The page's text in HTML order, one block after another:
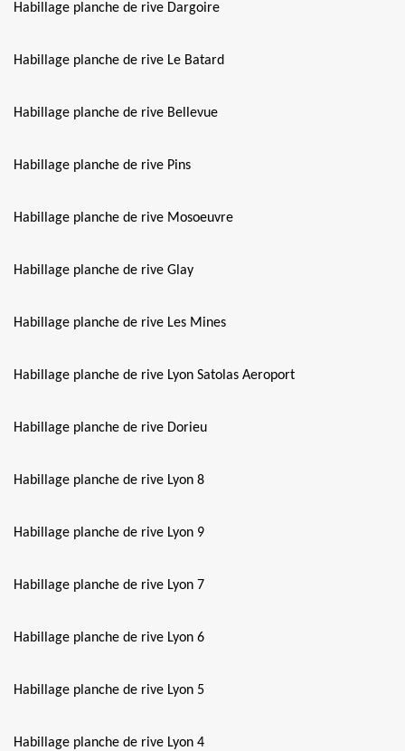
Habillage planche de rive Dargoire
Habillage planche de rive Le Batard
Habillage planche de rive Bellevue
Habillage planche de rive Pins
Habillage planche de rive Mosoeuvre
Habillage planche de rive Glay
Habillage planche de rive Les Mines
Habillage planche de rive Lyon Satolas Aeroport
Habillage planche de rive Dorieu
Habillage planche de rive Lyon 8
Habillage planche de rive Lyon 9
Habillage planche de rive Lyon 7
Habillage planche de rive Lyon 6
Habillage planche de rive Lyon 5
Habillage planche de rive Lyon 4